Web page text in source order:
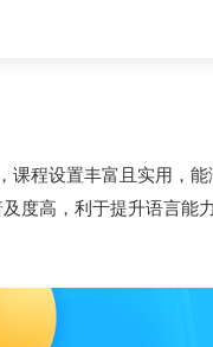
程设置丰富且实用，
度高，利于提升语言